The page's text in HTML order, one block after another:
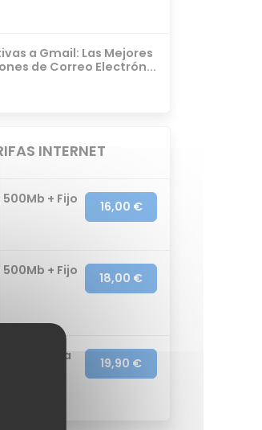
a Gmail: Las Mejores
de Correo Electrón...
INTERNET
+ Fijo 16,00 €
+ Fijo
18,00 €
y línea
19,90 €